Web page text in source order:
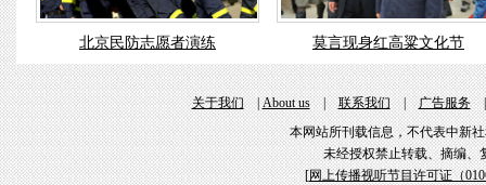
北京民防志愿者演练 莫言现身红高粱文化节
关于我们|About us|联系我们|广告服务
本网站所刊载信息，不代表中新
未经授权禁止转载、摘编、
[网上传播视听节目许可证（